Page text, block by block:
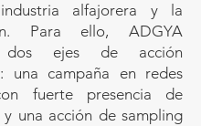
alfajorera y la
Para ello, ADGYA
dos ejes de acción
una campaña en redes
fuerte presencia de
y una acción de sampling